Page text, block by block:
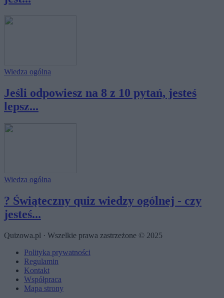
Wiedza ogólna
Jeśli odpowiesz na 8 z 10 pytań, jesteś
lepsz...
Wiedza ogólna
? Świąteczny quiz wiedzy ogólnej - czy
jesteś...
Quizowa.pl · Wszelkie prawa zastrzeżone © 2025
Polityka prywatności
Regulamin
Kontakt
Współpraca
Mapa strony